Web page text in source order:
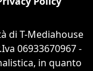
di T-Mediahouse
06933670967 -
in quanto